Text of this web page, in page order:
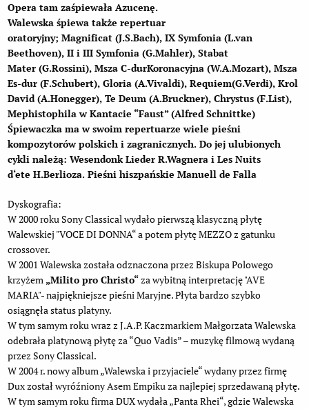
Opera tam zaśpiewała Azucenę.
Walewska śpiewa także repertuar
oratoryjny; Magnificat(J.S.Bach), IX Symfonia (L.van
Beethoven), IIi III Symfonia (G.Mahler), Stabat
Mater(G.Rossini), Msza C-durKoronacyjna(W.A.Mozart), Msza
Es-dur (F.Schubert), Gloria(A.Vivaldi), Requiem(G.Verdi), Krol
David(A.Honegger), Te Deum(A.Bruckner), Chrystus (F.List),
Mephistophila w Kantacie “Faust” (Alfred Schnittke)
Śpiewaczka ma w swoim repertuarze wiele pieśni
kompozytorów polskich i zagranicznych. Do jej ulubionych
cykli należą: Wesendonk LiederR.Wagnera i Les Nuits
d‘ete H.Berlioza. Pieśni hiszpańskie Manuell de Falla
Dyskografia:
W 2000 roku Sony Classical wydało pierwszą klasyczną płytę
Walewskiej "VOCE DI DONNA“ a potem płytę MEZZO z gatunku
crossover.
W 2001 Walewska została odznaczona przez Biskupa Polowego
krzyżem „Milito pro Christo“za wybitną interpretację "AVE
MARIA"- najpiękniejsze pieśni Maryjne. Płyta bardzo szybko
osiągnęła status platyny.
W tym samym roku wraz z J.A.P. Kaczmarkiem Małgorzata Walewska
odebrała platynową płytę za “Quo Vadis” – muzykę filmową wydaną
przez Sony Classical.
W 2004 r. nowy album „Walewska i przyjaciele“ wydany przez firmę
Dux został wyróźniony Asem Empiku za najlepiej sprzedawaną płytę.
W tym samym roku firma DUX wydała „Panta Rhei“, gdzie Walewska